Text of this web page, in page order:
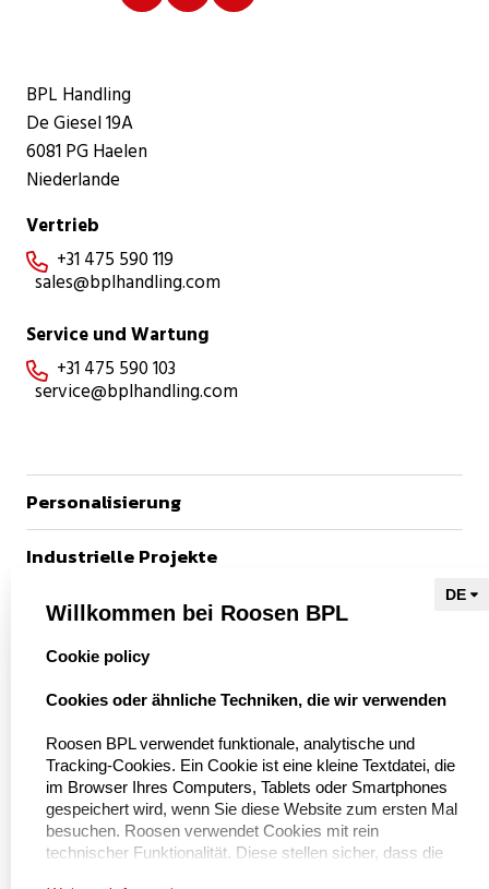
BPL Handling
De Giesel 19A
6081 PG Haelen
Niederlande
Vertrieb
 +31 475 590 119
sales@bplhandling.com
Service und Wartung
 +31 475 590 103
service@bplhandling.com
Personalisierung
Industrielle Projekte
Referenzen
Naar Kieu Engineering
Über uns
Über BPL Handling
Willkommen bei Roosen BPL
select language
Cookie policy
Cookies oder ähnliche Techniken, die wir verwenden
Roosen BPL verwendet funktionale, analytische und
Tracking-Cookies. Ein Cookie ist eine kleine Textdatei, die
im Browser Ihres Computers, Tablets oder Smartphones
gespeichert wird, wenn Sie diese Website zum ersten Mal
besuchen. Roosen verwendet Cookies mit rein
technischer Funktionalität. Diese stellen sicher, dass die